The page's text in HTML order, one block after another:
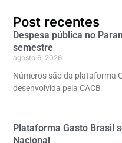
Post recentes
Despesa pública no
semestre
agosto 6, 2026
Números são da plataforma
desenvolvida pela CACB
Plataforma Gasto Brasil
Nacional